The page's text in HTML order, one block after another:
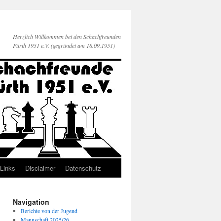
Herzlich Willkommen bei den Schachfreunden
Fürth 1951 e.V. (gegründet am 18.09.1951)
Links Disclaimer Datenschutz
Navigation
Berichte von der Jugend